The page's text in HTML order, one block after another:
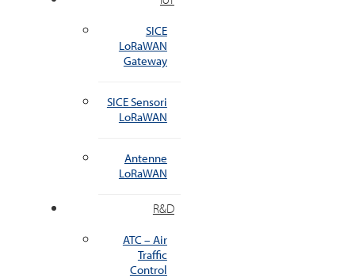
SICE
LoRaWAN
Gateway
SICE Sensori
LoRaWAN
Antenne
LoRaWAN
R&D
ATC – Air
Traffic
Control